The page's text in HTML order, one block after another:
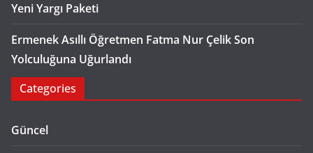
Yeni Yargı Paketi
Ermenek Asıllı Öğretmen Fatma Nur Çelik Son
Yolculuğuna Uğurlandı
Categories
Güncel